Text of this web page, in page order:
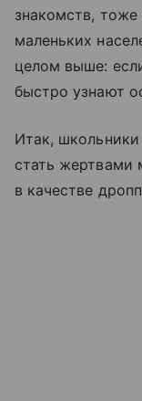
знакомств,
маленьких
целом выше:
быстро узнают
Итак,
стать жертвами
в качестве